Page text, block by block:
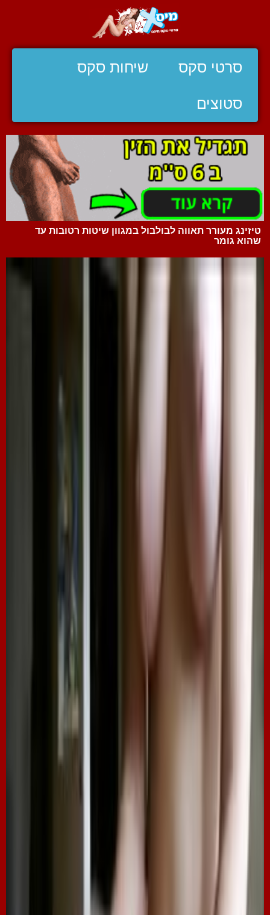
סרטי סקס שיחות סקס
סטוצים
טיזינג מעורר תאווה לבולבול במגוון שיטות רטובות עד
שהוא גומר